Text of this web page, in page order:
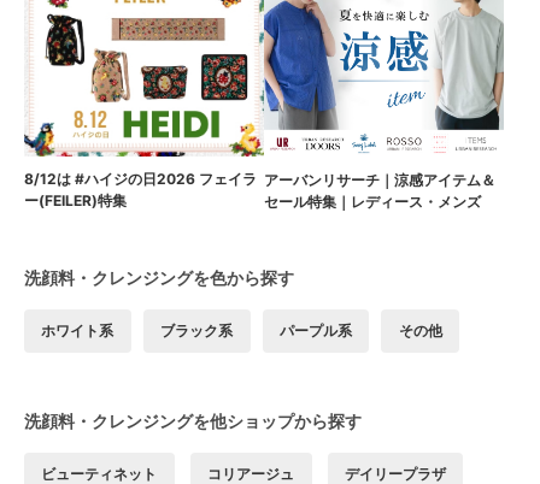
8/12は #ハイジの日2026 フェイラ
ー(FEILER)特集
アーバンリサーチ｜涼感アイテム＆
セール特集｜レディース・メンズ
洗顔料・クレンジングを色から探す
ホワイト系 ブラック系 パープル系 その他
洗顔料・クレンジングを他ショップから探す
ビューティネット コリアージュ デイリープラザ